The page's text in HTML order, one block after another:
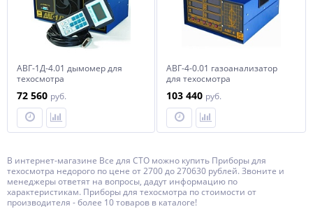
АВГ-1Д-4.01 дымомер для
техосмотра
72 560 руб.
АВГ-4-0.01 газоанализатор
для техосмотра
103 440 руб.
В интернет-магазине Все для СТО можно купить Приборы для
техосмотра недорого по цене от 2700 до 270630 рублей. Звоните и
менеджеры ответят на вопросы, дадут информацию по
характеристикам. Приборы для техосмотра по стоимости от
производителя - более 10 товаров в каталоге!